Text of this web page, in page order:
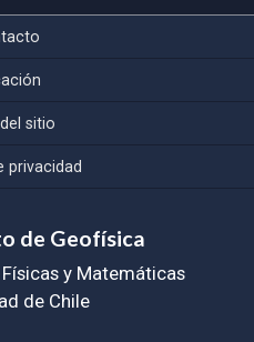
sitio
privacidad
de Geofísica
y Matemáticas
de Chile